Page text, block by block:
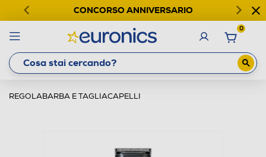
CONCORSO ANNIVERSARIO
0
REGOLABARBA E TAGLIACAPELLI